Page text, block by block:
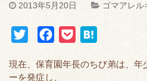
2013年5月20日 ゴマアレル
i
c
c
t
現在、保育園年長のちび弟は、年
ーを発症し、